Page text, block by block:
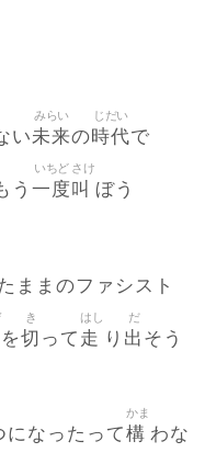
い未来
みらい
の時代
じだい
で
う 一度
いちど
叫
さけ
ぼう
ままのファシスト
を切
き
って 走
はし
り 出
だ
そう
なったって構
かま
わな